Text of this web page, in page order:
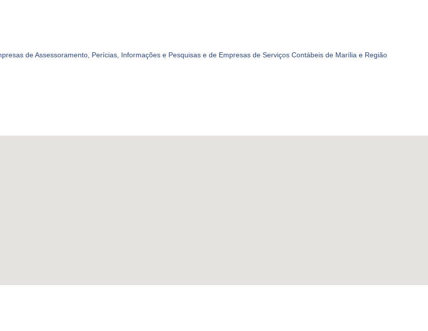
de Assessoramento, Perícias, Informações e Pesquisas e de Empresas de Serviços Contábeis de Marília e Região